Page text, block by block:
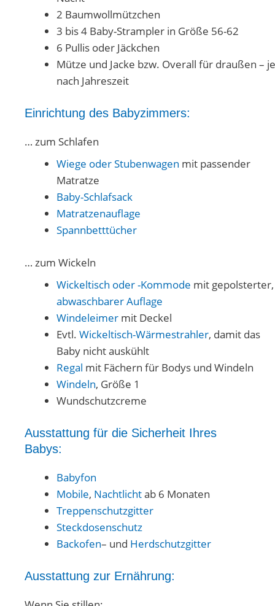
2 Baumwollmützchen
3 bis 4 Baby-Strampler in Größe 56-62
6 Pullis oder Jäckchen
Mütze und Jacke bzw. Overall für draußen – je
nach Jahreszeit
Einrichtung des Babyzimmers:
… zum Schlafen
Wiege oder Stubenwagen mit passender
Matratze
Baby-Schlafsack
Matratzenauflage
Spannbetttücher
… zum Wickeln
Wickeltisch oder -Kommode mit gepolsterter,
abwaschbarer Auflage
Windeleimer mit Deckel
Evtl. Wickeltisch-Wärmestrahler, damit das
Baby nicht auskühlt
Regal mit Fächern für Bodys und Windeln
Windeln, Größe 1
Wundschutzcreme
Ausstattung für die Sicherheit Ihres
Babys:
Babyfon
Mobile, Nachtlichtab 6 Monaten
Treppenschutzgitter
Steckdosenschutz
Backofen– und Herdschutzgitter
Ausstattung zur Ernährung: